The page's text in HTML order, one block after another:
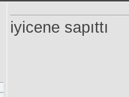
iyicene sapıttı